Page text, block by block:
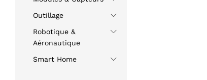
Outillage
Robotique &
Aéronautique
Smart Home